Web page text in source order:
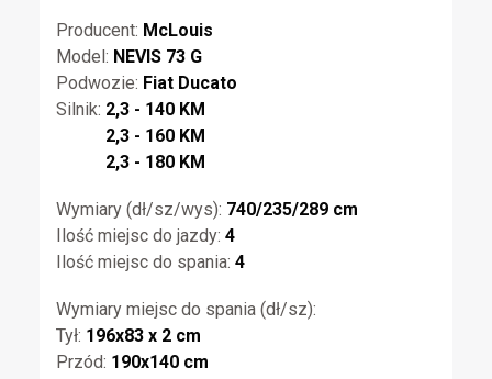
Producent: McLouis
Model: NEVIS 73 G
Podwozie: Fiat Ducato
Silnik: 2,3 - 140 KM
2,3 - 160 KM
2,3 - 180 KM
Wymiary (dł/sz/wys): 740/235/289 cm
Ilość miejsc do jazdy: 4
Ilość miejsc do spania: 4
Wymiary miejsc do spania (dł/sz):
Tył: 196x83 x 2 cm
Przód: 190x140 cm